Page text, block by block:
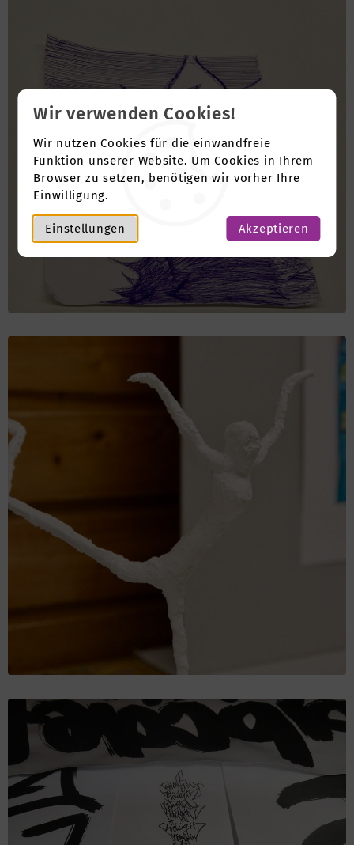
Wir verwenden Cookies!
Wir nutzen Cookies für die einwandfreie
Funktion unserer Website. Um Cookies in Ihrem
Browser zu setzen, benötigen wir vorher Ihre
Einwilligung.
Einstellungen Akzeptieren